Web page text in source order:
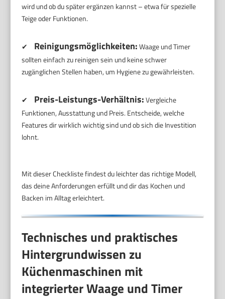
wird und ob du später ergänzen kannst – etwa für spezielle
Teige oder Funktionen.
✔ Reinigungsmöglichkeiten:Waage und Timer
sollten einfach zu reinigen sein und keine schwer
zugänglichen Stellen haben, um Hygiene zu gewährleisten.
✔ Preis-Leistungs-Verhältnis:Vergleiche
Funktionen, Ausstattung und Preis. Entscheide, welche
Features dir wirklich wichtig sind und ob sich die Investition
lohnt.
Mit dieser Checkliste findest du leichter das richtige Modell,
das deine Anforderungen erfüllt und dir das Kochen und
Backen im Alltag erleichtert.
Technisches und praktisches
Hintergrundwissen zu
Küchenmaschinen mit
integrierter Waage und Timer